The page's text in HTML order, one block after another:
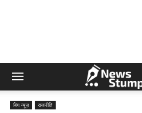
बिग न्यूज़ राजनीति